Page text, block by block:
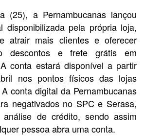
(25), a Pernambucanas lançou
disponibilizada pela própria loja,
atrair mais clientes e oferecer
descontos e frete grátis em
conta estará disponível a partir
nos pontos físicos das lojas
conta digital da Pernambucanas
negativados no SPC e Serasa,
de crédito, sendo assim
pessoa abra uma conta.